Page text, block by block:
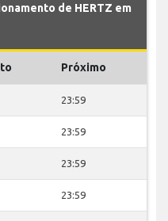
de HERTZ em
Próximo
23:59
23:59
23:59
23:59